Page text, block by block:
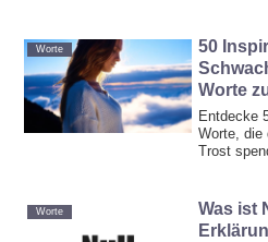
Lassen
und
die sowohl
im Alltag
Worte
50
Worte
Entdecke
Worte, die
Trost
wieder
deutscher
Worte
Was ist